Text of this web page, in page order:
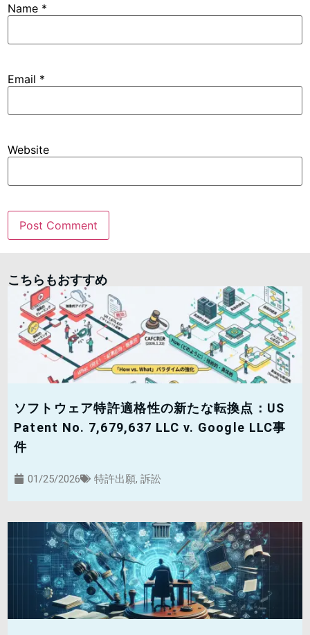
Name *
Email *
Website
こちらもおすすめ
ソフトウェア特許適格性の新たな転換点：US
Patent No. 7,679,637 LLC v. Google LLC事
件
01/25/2026 特許出願, 訴訟